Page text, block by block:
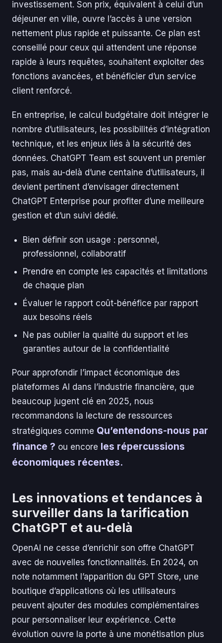
investissement. Son prix, équivalent à celui d’un
déjeuner en ville, ouvre l’accès à une version
nettement plus rapide et puissante. Ce plan est
conseillé pour ceux qui attendent une réponse
rapide à leurs requêtes, souhaitent exploiter des
fonctions avancées, et bénéficier d’un service
client renforcé.
En entreprise, le calcul budgétaire doit intégrer le
nombre d’utilisateurs, les possibilités d’intégration
technique, et les enjeux liés à la sécurité des
données. ChatGPT Team est souvent un premier
pas, mais au-delà d’une centaine d’utilisateurs, il
devient pertinent d’envisager directement
ChatGPT Enterprise pour profiter d’une meilleure
gestion et d’un suivi dédié.
Bien définir son usage : personnel,
professionnel, collaboratif
Prendre en compte les capacités et limitations
de chaque plan
Évaluer le rapport coût-bénéfice par rapport
aux besoins réels
Ne pas oublier la qualité du support et les
garanties autour de la confidentialité
Pour approfondir l’impact économique des
plateformes AI dans l’industrie financière, que
beaucoup jugent clé en 2025, nous
recommandons la lecture de ressources
stratégiques comme Qu’entendons-nous par
finance ? ou encore les répercussions
économiques récentes.
Les innovations et tendances à
surveiller dans la tarification
ChatGPT et au-delà
OpenAI ne cesse d’enrichir son offre ChatGPT
avec de nouvelles fonctionnalités. En 2024, on
note notamment l’apparition du GPT Store, une
boutique d’applications où les utilisateurs
peuvent ajouter des modules complémentaires
pour personnaliser leur expérience. Cette
évolution ouvre la porte à une monétisation plus